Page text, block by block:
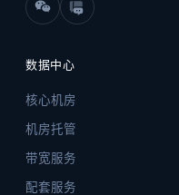
数据中心
核心机房
机房托管
带宽服务
配套服务